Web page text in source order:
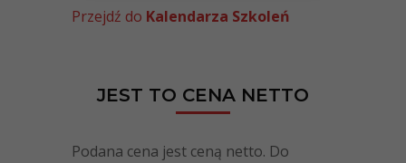
Przejdź do Kalendarza Szkoleń
JEST TO CENA NETTO
Podana cena jest ceną netto. Do